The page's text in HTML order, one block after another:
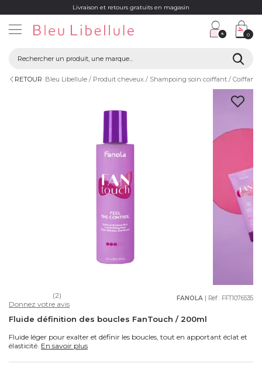
Livraison et retours gratuits en magasin
0
RETOUR Bleu Libellule Produit cheveux Shampoing soin coiffant Coiffant
FANOLA | Réf : FFT1076535
(2)
Donnez votre avis
Fluide définition des boucles FanTouch / 200ml
Fluide léger pour exalter et définir les boucles, tout en apportant éclat et
élasticité. En savoir plus